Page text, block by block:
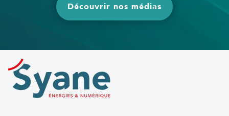
Découvrir nos médias